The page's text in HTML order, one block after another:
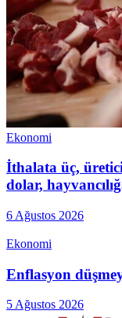
Ekonomi
İthalata üç,
dolar,
6 Ağustos 2026
Ekonomi
Enflasyon
5 Ağustos 2026